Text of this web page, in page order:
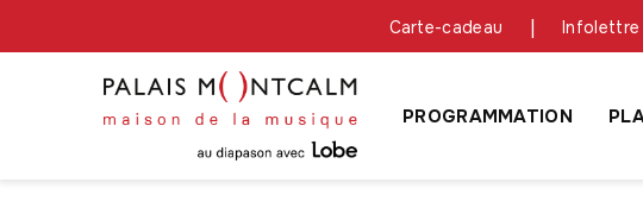
Carte-cadeau Infolettre
PROGRAMMATION